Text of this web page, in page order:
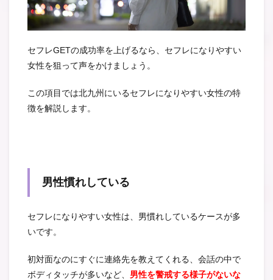
セフレGETの成功率を上げるなら、セフレになりやすい
女性を狙って声をかけましょう。
この項目では北九州にいるセフレになりやすい女性の特
徴を解説します。
男性慣れしている
セフレになりやすい女性は、男慣れしているケースが多
いです。
初対面なのにすぐに連絡先を教えてくれる、会話の中で
ボディタッチが多いなど、 男性を警戒する様子がないな